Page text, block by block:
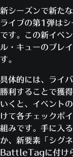
新シーズンで新た
ライブの第1弾は
です。この新イベ
ル・キューのプレ
す。
具体的には、ライ
勝利することで獲
いくと、イベント
けて各チェックポ
組みです。手に入
か、新要素「シグ
BattleTagに付け